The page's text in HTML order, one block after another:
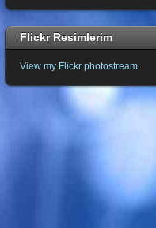
Flickr Resimlerim
View my Flickr photostream